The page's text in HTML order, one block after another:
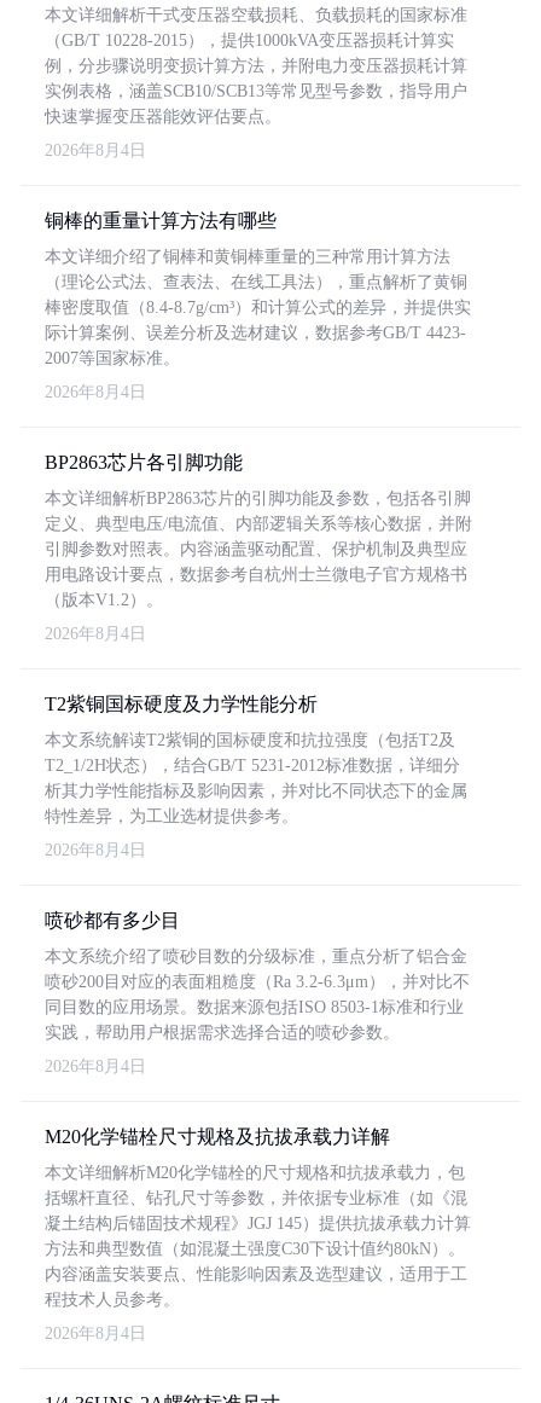
本文详细解析干式变压器空载损耗、负载损耗的国家标准
（GB/T 10228-2015），提供1000kVA变压器损耗计算实
例，分步骤说明变损计算方法，并附电力变压器损耗计算
实例表格，涵盖SCB10/SCB13等常见型号参数，指导用户
快速掌握变压器能效评估要点。
2026年8月4日
铜棒的重量计算方法有哪些
本文详细介绍了铜棒和黄铜棒重量的三种常用计算方法
（理论公式法、查表法、在线工具法），重点解析了黄铜
棒密度取值（8.4-8.7g/cm³）和计算公式的差异，并提供实
际计算案例、误差分析及选材建议，数据参考GB/T 4423-
2007等国家标准。
2026年8月4日
BP2863芯片各引脚功能
本文详细解析BP2863芯片的引脚功能及参数，包括各引脚
定义、典型电压/电流值、内部逻辑关系等核心数据，并附
引脚参数对照表。内容涵盖驱动配置、保护机制及典型应
用电路设计要点，数据参考自杭州士兰微电子官方规格书
（版本V1.2）。
2026年8月4日
T2紫铜国标硬度及力学性能分析
本文系统解读T2紫铜的国标硬度和抗拉强度（包括T2及
T2_1/2H状态），结合GB/T 5231-2012标准数据，详细分
析其力学性能指标及影响因素，并对比不同状态下的金属
特性差异，为工业选材提供参考。
2026年8月4日
喷砂都有多少目
本文系统介绍了喷砂目数的分级标准，重点分析了铝合金
喷砂200目对应的表面粗糙度（Ra 3.2-6.3μm），并对比不
同目数的应用场景。数据来源包括ISO 8503-1标准和行业
实践，帮助用户根据需求选择合适的喷砂参数。
2026年8月4日
M20化学锚栓尺寸规格及抗拔承载力详解
本文详细解析M20化学锚栓的尺寸规格和抗拔承载力，包
括螺杆直径、钻孔尺寸等参数，并依据专业标准（如《混
凝土结构后锚固技术规程》JGJ 145）提供抗拔承载力计算
方法和典型数值（如混凝土强度C30下设计值约80kN）。
内容涵盖安装要点、性能影响因素及选型建议，适用于工
程技术人员参考。
2026年8月4日